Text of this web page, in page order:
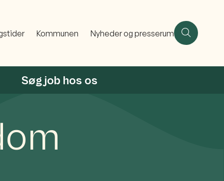
Kommunen Nyheder og presserum
Søg job hos os